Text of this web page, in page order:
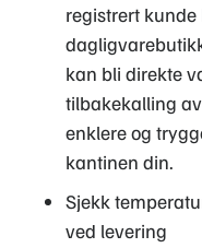
registrert kunde
kan bli direkte
tilbakekalling
enklere og
kantinen din.
Sjekk
ved levering